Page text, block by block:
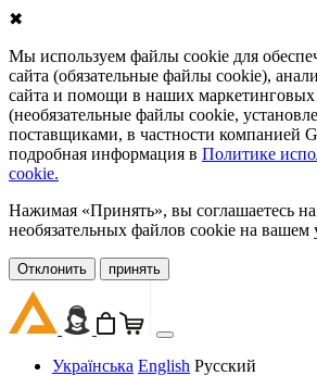
✖
Мы используем файлы cookie для
сайта (обязательные файлы cookie),
сайта и помощи в наших маркетинговых
(необязательные файлы cookie,
поставщиками, в частности компанией
подробная информация в Политике
cookie.
Нажимая «Принять», вы соглашаетесь
необязательных файлов cookie на вашем
Oтклонить принять
Українська English Русский